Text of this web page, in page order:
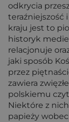
odkrycia
teraźniejszość
kraju jest to
historyk
relacjonuje
jaki sposób
przez
zawiera
polskiemu
Niektóre z
papieży